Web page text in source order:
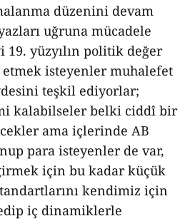
düzenini devam
uğruna mücadele
19. yüzyılın politik değer
etmek isteyenler muhalefet
teşkil ediyorlar;
kalabilseler belki ciddî bir
ama içlerinde AB
para isteyenler de var,
için bu kadar küçük
kendimiz için
iç dinamiklerle